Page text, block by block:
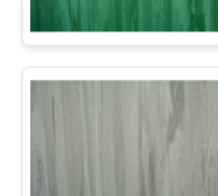
VR
เกี่ยว
กับ
พื้นผนั